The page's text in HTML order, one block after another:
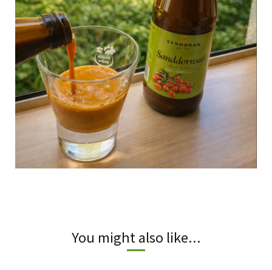
You might also like...